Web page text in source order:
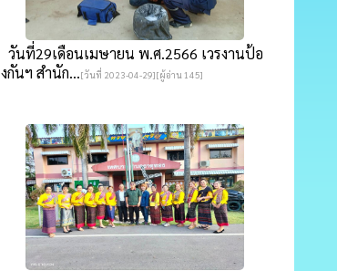
วันที่29เดือนเมษายน พ.ศ.2566 เวรงานป้อ
งกันฯ สำนัก...[วันที่ 2023-04-29][ผู้อ่าน 145]